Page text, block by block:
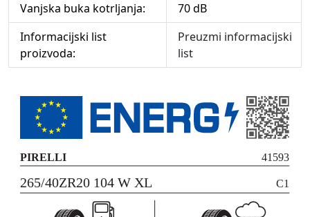
Vanjska buka kotrljanja:
70 dB
Informacijski list
proizvoda:
Preuzmi informacijski
list